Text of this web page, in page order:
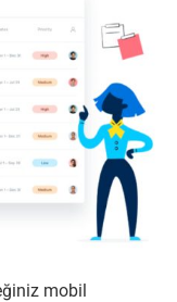
mobil